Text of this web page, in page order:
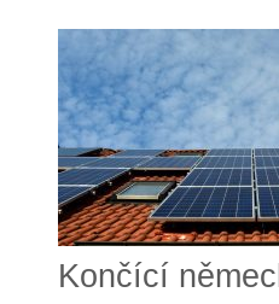
Končící